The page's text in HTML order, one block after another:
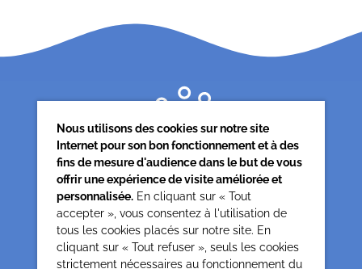
Siège associatif
62 rue de la glacière
Nous utilisons des cookies sur notre site
Internet pour son bon fonctionnement et à des
fins de mesure d'audience dans le but de vous
offrir une expérience de visite améliorée et
personnalisée. En cliquant sur « Tout
accepter », vous consentez à l'utilisation de
tous les cookies placés sur notre site. En
cliquant sur « Tout refuser », seuls les cookies
strictement nécessaires au fonctionnement du